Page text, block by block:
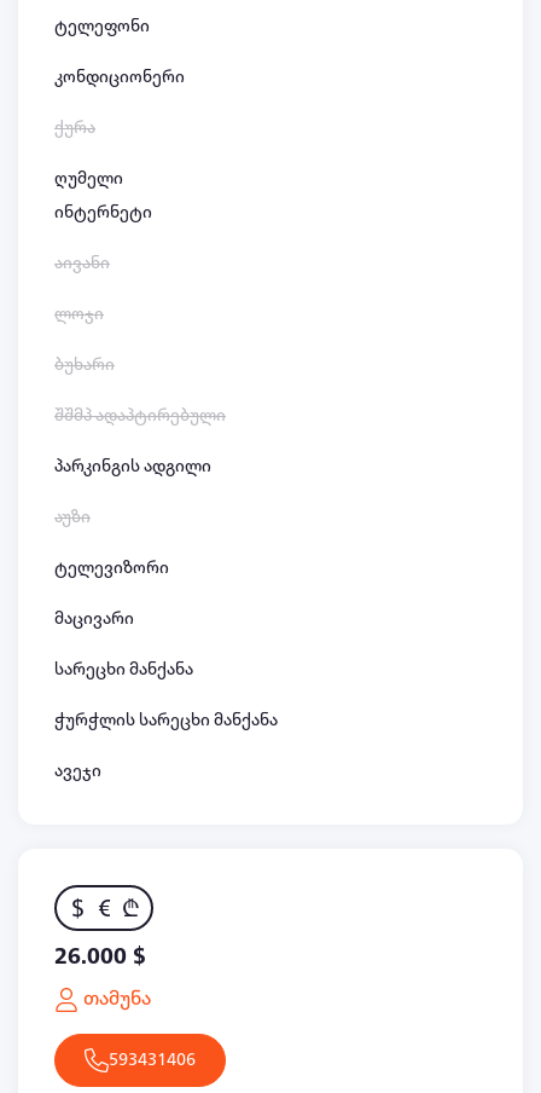
ტელეფონი
კონდიციონერი
ქურა
ღუმელი
ინტერნეტი
აივანი
ლოჯი
ბუხარი
შშმპ ადაპტირებული
პარკინგის ადგილი
აუზი
ტელევიზორი
მაცივარი
სარეცხი მანქანა
ჭურჭლის სარეცხი მანქანა
ავეჯი
$ € ₾
26.000 $
თამუნა
593431406